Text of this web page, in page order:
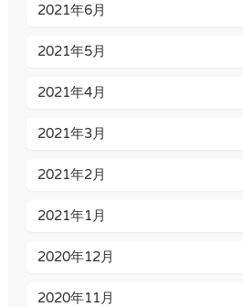
2021年6月
2021年5月
2021年4月
2021年3月
2021年2月
2021年1月
2020年12月
2020年11月